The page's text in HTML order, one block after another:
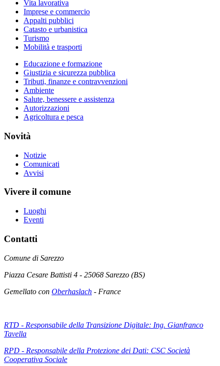
Vita lavorativa
Imprese e commercio
Appalti pubblici
Catasto e urbanistica
Turismo
Mobilità e trasporti
Educazione e formazione
Giustizia e sicurezza pubblica
Tributi, finanze e contravvenzioni
Ambiente
Salute, benessere e assistenza
Autorizzazioni
Agricoltura e pesca
Novità
Notizie
Comunicati
Avvisi
Vivere il comune
Luoghi
Eventi
Contatti
Comune di Sarezzo
Piazza Cesare Battisti 4 - 25068 Sarezzo (BS)
Gemellato con Oberhaslach - France
RTD - Responsabile della Transizione Digitale: Ing. Gianfranco
Tavella
RPD - Responsabile della Protezione dei Dati: CSC Società
Cooperativa Sociale